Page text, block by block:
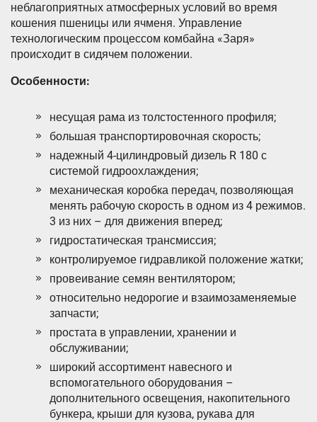
неблагоприятных атмосферных условий во время
кошения пшеницы или ячменя. Управление
технологическим процессом комбайна «Заря»
происходит в сидячем положении.
Особенности:
несущая рама из толстостенного профиля;
большая транспортировочная скорость;
надежный 4-цилиндровый дизель R 180 с
системой гидроохлаждения;
механическая коробка передач, позволяющая
менять рабочую скорость в одном из 4 режимов.
3 из них – для движения вперед;
гидростатическая трансмиссия;
контролируемое гидравликой положение жатки;
провеивание семян вентилятором;
относительно недорогие и взаимозаменяемые
запчасти;
простата в управлении, хранении и
обслуживании;
широкий ассортимент навесного и
вспомогательного оборудования –
дополнительного освещения, накопительного
бункера, крыши для кузова, рукава для